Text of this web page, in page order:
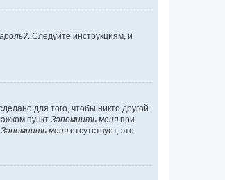
. Следуйте инструкциям, и
для того, чтобы никто другой
пункт Запомнить меня при
Запомнить меня отсутствует, это